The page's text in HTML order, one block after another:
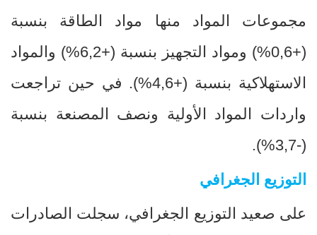
مجموعات المواد منها مواد الطاقة بنسبة
(+0,6%) ومواد التجهيز بنسبة (+6,2%) والمواد
الاستهلاكية بنسبة (+4,6
%). في حين تراجعت
واردات المواد الأولية ونصف المصنعة بنسبة
(-3,7%).
التوزيع الجغرافي
على صعيد التوزيع الجغرافي، سجلت الصادرات